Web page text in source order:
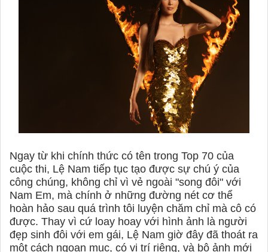
Ngay từ khi chính thức có tên trong Top 70 của
cuộc thi, Lệ Nam tiếp tục tạo được sự chú ý của
công chúng, không chỉ vì vẻ ngoài "song đôi" với
Nam Em, mà chính ở những đường nét cơ thể
hoàn hảo sau quá trình tôi luyện chăm chỉ mà cô có
được. Thay vì cứ loay hoay với hình ảnh là người
đẹp sinh đôi với em gái, Lệ Nam giờ đây đã thoát ra
một cách ngoạn mục, có vị trí riêng, và bộ ảnh mới